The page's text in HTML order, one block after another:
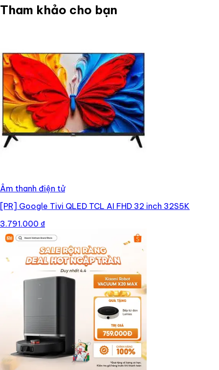
Tham khảo cho bạn
Âm thanh điện tử
[PR] Google Tivi QLED TCL AI FHD 32 inch 32S5K
3.791.000 ₫